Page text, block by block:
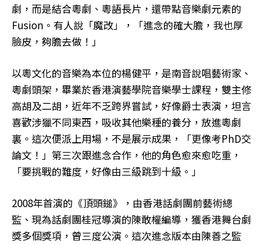
劇，而是結合粵劇、粵語長片，還帶點音樂劇元素的
Fusion。有人說「魔改」，「進念的確大膽，我也厚
臉皮，夠膽去做！」
以粵文化的音樂為本位的楊健平，是南音說唱藝術家、
粵劇頭架，畢業於香港演藝學院音樂學士課程，雙主修
高胡及二胡，近年不乏跨界嘗試，好像爵士表演，坦言
喜歡涉獵不同東西，吸收其他樂種的養分，放進粵劇
裏。這次便派上用場，不是展示成果，「更像考PhD交
論文！」第三次跟進念合作，他的角色愈來愈吃重，
「要挑戰的難度，好像由三級跳到十級。」
2008年首演的《頂頭鎚》，由香港話劇團前藝術總
監、現為話劇團桂冠導演的陳敢權編導，獲香港舞台劇
獎多個獎項，曾三度公演。這次進念版本由陳善之監